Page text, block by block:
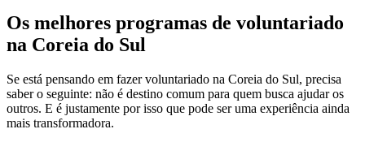
Os melhores programas de voluntariado
na Coreia do Sul
Se está pensando em fazer voluntariado na Coreia do Sul, precisa
saber o seguinte: não é destino comum para quem busca ajudar os
outros. E é justamente por isso que pode ser uma experiência ainda
mais transformadora.